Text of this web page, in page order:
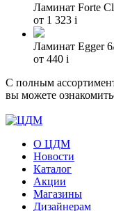
Ламинат Forte
от 1 323 i
Ламинат Egger
от 440 i
С полным
вы можете
О ЦДМ
Новости
Каталог
Акции
Магазины
Дизайнерам